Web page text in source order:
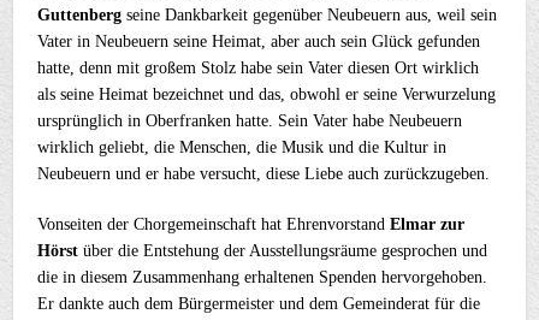
Guttenberg seine Dankbarkeit gegenüber Neubeuern aus, weil sein
Vater in Neubeuern seine Heimat, aber auch sein Glück gefunden
hatte, denn mit großem Stolz habe sein Vater diesen Ort wirklich
als seine Heimat bezeichnet und das, obwohl er seine Verwurzelung
ursprünglich in Oberfranken hatte. Sein Vater habe Neubeuern
wirklich geliebt, die Menschen, die Musik und die Kultur in
Neubeuern und er habe versucht, diese Liebe auch zurückzugeben.
Vonseiten der Chorgemeinschaft hatEhrenvorstand Elmar zur
Hörst überdie Entstehung der Ausstellungsräume gesprochen und
die in diesem Zusammenhang erhaltenen Spenden hervorgehoben.
Er dankte auch dem Bürgermeister und dem Gemeinderat für die